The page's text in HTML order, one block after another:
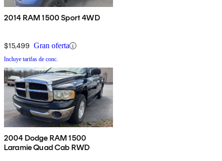
2014 RAM 1500 Sport 4WD
$15,499 Gran oferta
Incluye tarifas de conc.
2004 Dodge RAM 1500
Laramie Quad Cab RWD